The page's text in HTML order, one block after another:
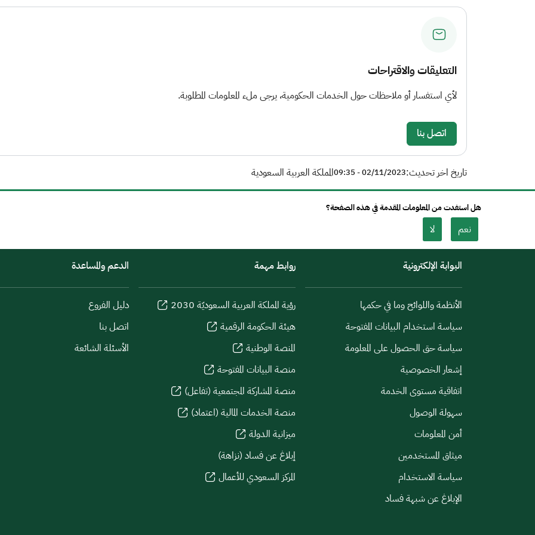
التعليقات والاقتراحات
لأي استفسار أو ملاحظات حول الخدمات الحكومية، يرجى ملء المعلومات المطلوبة.
اتصل بنا
تاريخ اخر تحديث:02/11/2023 - 09:35 المملكة العربية السعودية
هل استفدت من المعلومات المقدمة في هذه الصفحة؟
نعم لا
البوابة الإلكترونية
الأنظمة واللوائح وما في حكمها
سياسة استخدام البيانات المفتوحة
سياسة حق الحصول على المعلومة
إشعار الخصوصية
اتفاقية مستوى الخدمة
سهولة الوصول
أمن المعلومات
ميثاق المستخدمين
سياسة الاستخدام
الإبلاغ عن شبهة فساد
روابط مهمة
رؤية المملكة العربية السعوديّة 2030
هيئة الحكومة الرقمية
المنصة الوطنية
منصة البيانات المفتوحة
منصة المشاركة المجتمعية (تفاعل)
منصة الخدمات المالية (اعتماد)
ميزانية الدولة
إبلاغ عن فساد (نزاهة)
المركز السعودي للأعمال
الدعم والمساعدة
دليل الفروع
اتصل بنا
الأسئلة الشائعة